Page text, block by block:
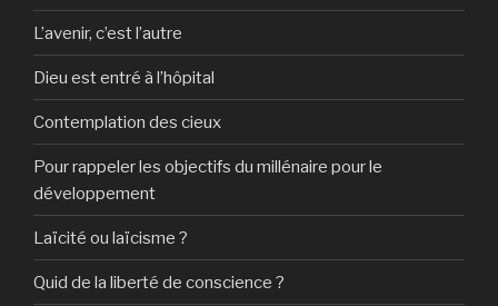
L’avenir, c’est l’autre
Dieu est entré à l’hôpital
Contemplation des cieux
Pour rappeler les objectifs du millénaire pour le
développement
Laïcité ou laïcisme ?
Quid de la liberté de conscience ?